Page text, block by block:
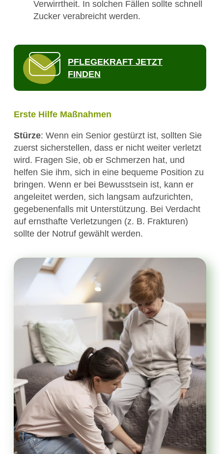
Verwirrtheit. In solchen Fällen sollte schnell
Zucker verabreicht werden.
PFLEGEKRAFT JETZT
FINDEN
Erste Hilfe Maßnahmen
Stürze: Wenn ein Senior gestürzt ist, sollten Sie
zuerst sicherstellen, dass er nicht weiter verletzt
wird. Fragen Sie, ob er Schmerzen hat, und
helfen Sie ihm, sich in eine bequeme Position zu
bringen. Wenn er bei Bewusstsein ist, kann er
angeleitet werden, sich langsam aufzurichten,
gegebenenfalls mit Unterstützung. Bei Verdacht
auf ernsthafte Verletzungen (z. B. Frakturen)
sollte der Notruf gewählt werden.